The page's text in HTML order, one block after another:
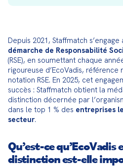
démarche de Responsabilité
(RSE), en soumettant chaque
rigoureuse d’EcoVadis,
notation RSE. En 2025, cet
succès : Staffmatch obtient la
distinction décernée par
dans le top 1 % des entreprises
secteur.
Qu’est-ce
distinction est-elle